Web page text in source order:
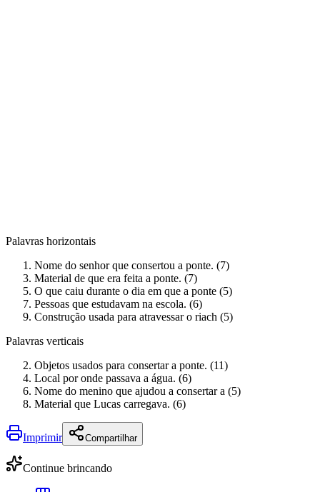
Palavras horizontais
Nome do senhor que consertou a ponte. (7)
Material de que era feita a ponte. (7)
O que caiu durante o dia em que a ponte (5)
Pessoas que estudavam na escola. (6)
Construção usada para atravessar o riach (5)
Palavras verticais
Objetos usados para consertar a ponte. (11)
Local por onde passava a água. (6)
Nome do menino que ajudou a consertar a (5)
Material que Lucas carregava. (6)
Imprimir Compartilhar
Continue brincando